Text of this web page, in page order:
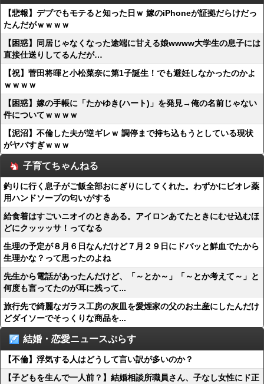
【悲報】デブでもモテると知った日ｗ 嫁のiPhoneが証拠だらけだっ
たんだがｗｗｗｗ
【困惑】同居じゃなくなった途端に甘える娘wwww大学生の息子には
直接仕送りしてるんだが…
【祝】菅田将暉と小松菜奈に第1子誕生！でも避妊しなかったのかよ
ｗｗｗｗ
【困惑】嫁の手帳に「たかゆき(ハート)」を発見→俺の名前じゃない
件についてｗｗｗｗ
【泥沼】不倫した夫が逆ギレｗ 調停まで持ち込もうとしている現状
がヤバすぎｗｗｗ
子育てちゃんねる
釣りに行く息子がご飯全部おにぎりにしてくれた。わずかにビオレ薬
用ハンドソープの匂いがする
給食着はすごいニオイのときある。アイロンあてたときにむせ込むほ
どにクッッッサ！ってなる
生理の予定が８月６日なんだけど７月２９日にドバッと鮮血でたから
生理かな？って思ったのよね
先生から電話があったんだけど、「～とか～」「～とか考えて～」と
何度も言ってたのが耳に残って...
旅行先で綺麗なガラス工房の灰皿を愛煙家の父のお土産にしたんだけ
どダイソーでそっくりな商品を...
結婚・恋愛ニュースぷらす
【不倫】浮気する人はどうして言い訳が多いのか？
【子どもを生んで一人前？】結婚相談所職員さん、子なし女性にド正